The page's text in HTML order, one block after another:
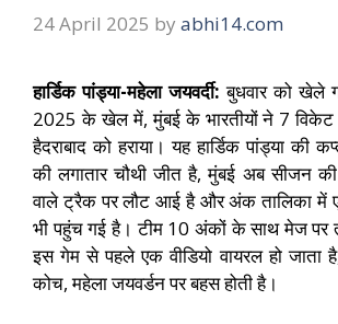
24 April 2025 by abhi14.com
हार्डिक पांड्या-महेला जयवर्दी: बुधवार को खेले
2025 के खेल में, मुंबई के भारतीयों ने 7 विकेट
हैदराबाद को हराया। यह हार्डिक पांड्या की
की लगातार चौथी जीत है, मुंबई अब सीजन
वाले ट्रैक पर लौट आई है और अंक तालिका में
भी पहुंच गई है। टीम 10 अंकों के साथ मेज पर
इस गेम से पहले एक वीडियो वायरल हो जाता
कोच, महेला जयवर्डन पर बहस होती है।